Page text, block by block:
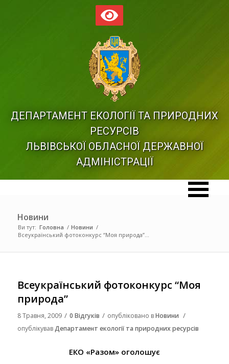
ДЕПАРТАМЕНТ ЕКОЛОГІЇ ТА ПРИРОДНИХ
РЕСУРСІВ
ЛЬВІВСЬКОЇ ОБЛАСНОЇ ДЕРЖАВНОЇ
АДМІНІСТРАЦІЇ
Новини
Ви тут: Головна / Новини /
Всеукраїнський фотоконкурс “Моя природа”...
Всеукраїнський фотоконкурс “Моя
природа”
8 Травня, 2009 / 0 Відгуків / опубліковано вНовини /
опублікувавДепартамент екології та природних ресурсів
ЕКО «Разом» оголошує